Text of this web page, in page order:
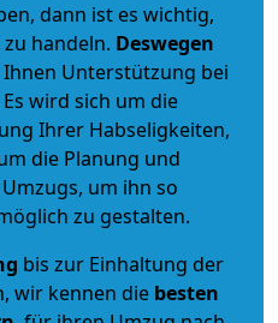
dann ist es wichtig,
zu handeln. Deswegen
Ihnen Unterstützung bei
wird sich um die
Ihrer Habseligkeiten,
die Planung und
um ihn so
zu gestalten.
bis zur Einhaltung der
wir kennen die besten